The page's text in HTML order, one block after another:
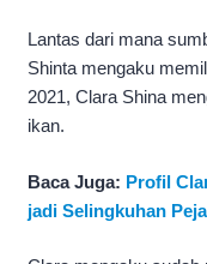
Lantas dari mana
Shinta mengaku
2021, Clara Shina
ikan.
Baca Juga: Profil
jadi Selingkuhan